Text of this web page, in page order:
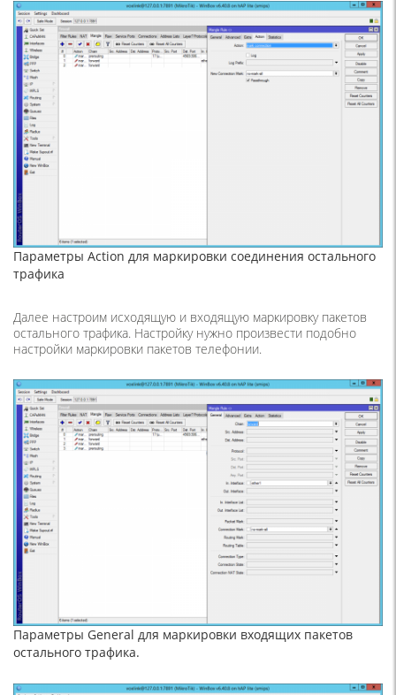
Параметры Action для маркировки соединения остального
трафика
Далее настроим исходящую и входящую маркировку пакетов
остального трафика. Настройку нужно произвести подобно
настройки маркировки пакетов телефонии.
Параметры General для маркировки входящих пакетов
остального трафика.